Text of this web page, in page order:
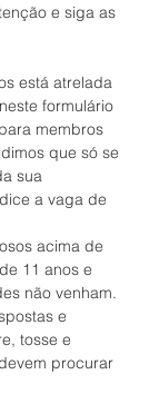
e siga as
está atrelada
formulário
membros
que só se
sua
a vaga de
acima de
11 anos e
não venham.
e
tosse e
procurar